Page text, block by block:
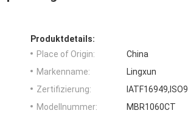
Produktdetails:
Place of Origin:
China
Markenname:
Lingxun
Zertifizierung:
Modellnummer:
MBR1060CT